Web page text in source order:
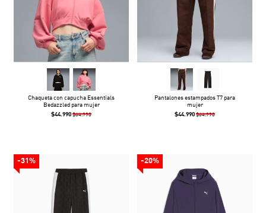
Chaqueta con capucha Essentials
Bedazzled para mujer
$44.990 $64.990
Pantalones estampados T7 para
mujer
$44.990 $64.990
-31% -20%